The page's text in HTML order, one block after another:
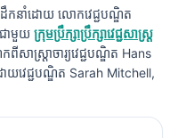
ដឹកនាំដោយ លោកវេជ្ជបណ្ឌិត
ាមួយ ក្រុមប្រឹក្សាប្រឹក្សាវេជ្ជសាស្ត្រ
សាស្ត្រាចារ្យវេជ្ជបណ្ឌិត Hans
ោយវេជ្ជបណ្ឌិត Sarah Mitchell,